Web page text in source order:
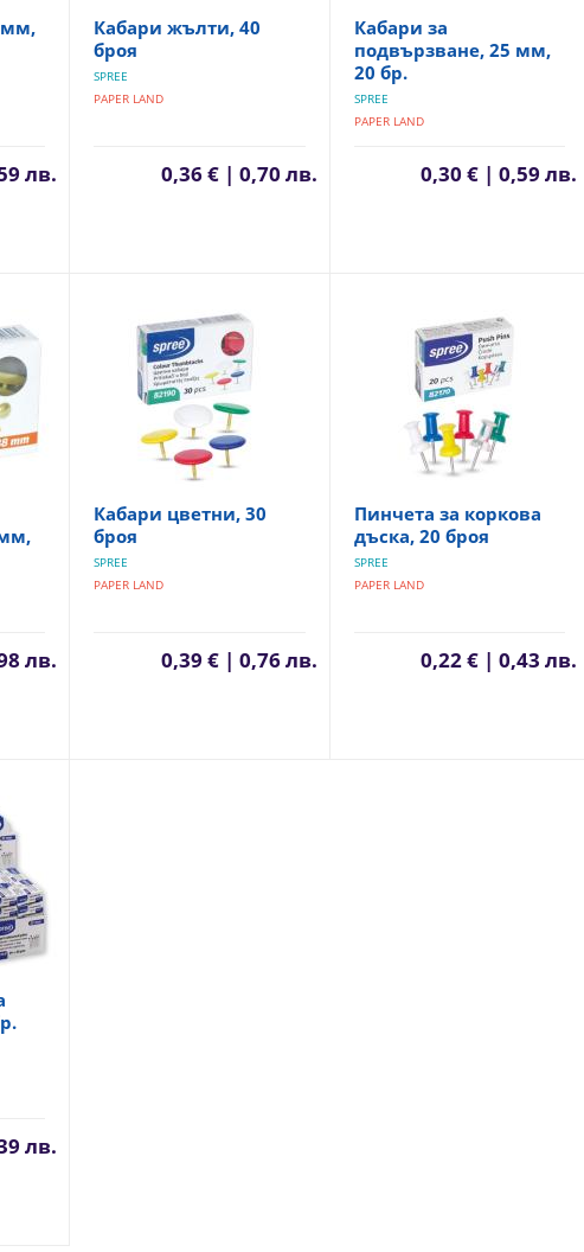
мм,
лв.
Кабари жълти, 40
броя
SPREE
PAPER LAND
0,36 € | 0,70 лв.
Кабари за
подвързване, 25 мм,
20 бр.
SPREE
PAPER LAND
0,30 € | 0,59 лв.
лв.
Кабари цветни, 30
броя
SPREE
PAPER LAND
0,39 € | 0,76 лв.
Пинчета за коркова
дъска, 20 броя
SPREE
PAPER LAND
0,22 € | 0,43 лв.
лв.